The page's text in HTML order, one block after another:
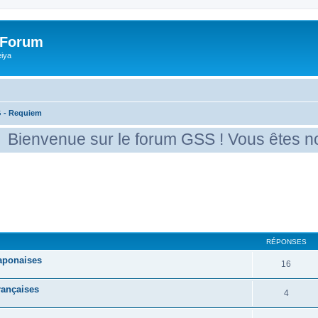
- Requiem
sur le forum GSS ! Vous êtes
RÉPONSES
16
4